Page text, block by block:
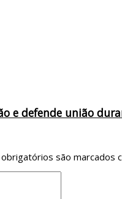
e defende união
são marcados